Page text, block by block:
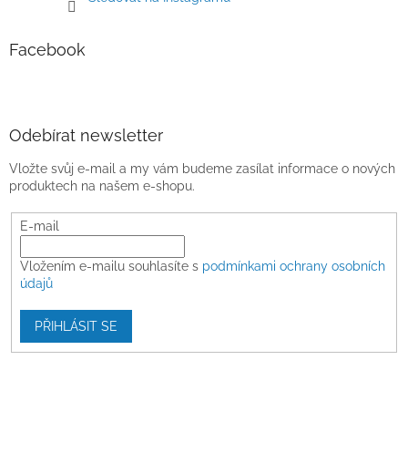
Facebook
Odebírat newsletter
Vložte svůj e-mail a my vám budeme zasílat informace o nových
produktech na našem e-shopu.
E-mail
Vložením e-mailu souhlasíte s podmínkami ochrany osobních
údajů
PŘIHLÁSIT SE